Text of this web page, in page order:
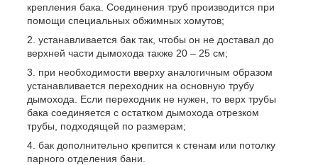
крепления бака. Соединения труб производится при
помощи специальных обжимных хомутов;
устанавливается бак так, чтобы он не доставал до
верхней части дымохода также 20 – 25 см;
при необходимости вверху аналогичным образом
устанавливается переходник на основную трубу
дымохода. Если переходник не нужен, то верх трубы
бака соединяется с остатком дымохода отрезком
трубы, подходящей по размерам;
бак дополнительно крепится к стенам или потолку
парного отделения бани.